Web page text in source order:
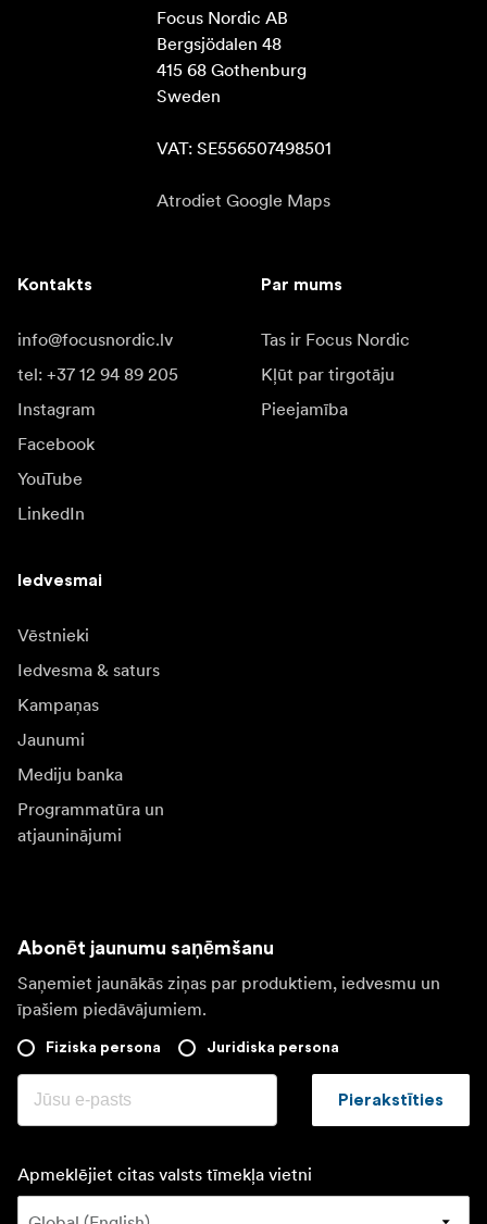
Focus Nordic AB
Bergsjödalen 48
415 68 Gothenburg
Sweden
VAT: SE556507498501
Atrodiet Google Maps
Kontakts
info@focusnordic.lv
tel: +37 12 94 89 205
Instagram
Facebook
YouTube
LinkedIn
Par mums
Tas ir Focus Nordic
Kļūt par tirgotāju
Pieejamība
Iedvesmai
Vēstnieki
Iedvesma & saturs
Kampaņas
Jaunumi
Mediju banka
Programmatūra un
atjauninājumi
Abonēt jaunumu saņēmšanu
Saņemiet jaunākās ziņas par produktiem, iedvesmu un
īpašiem piedāvājumiem.
Fiziska persona Juridiska persona
Pierakstīties
Apmeklējiet citas valsts tīmekļa vietni